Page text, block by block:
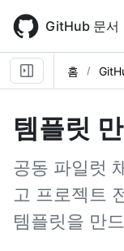
main
content
GitHub 문서
홈
템플릿
공동 파일럿
고 프로젝트
템플릿을 만